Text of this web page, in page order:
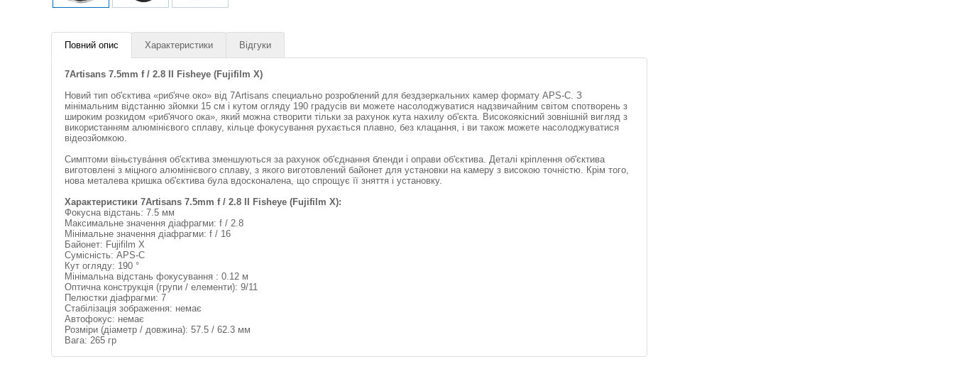
Повний опис Характеристики Відгуки
7Artisans 7.5mm f / 2.8 II Fisheye (Fujifilm X)
Новий тип об'єктива «риб'яче око» від 7Artisans cпециально розроблений для бездзеркальних камер формату APS-C. З
мінімальним відстанню зйомки 15 см і кутом огляду 190 градусів ви можете насолоджуватися надзвичайним світом спотворень з
широким розкидом «риб'ячого ока», який можна створити тільки за рахунок кута нахилу об'єкта. Високоякісний зовнішній вигляд з
використанням алюмінієвого сплаву, кільце фокусування рухається плавно, без клацання, і ви також можете насолоджуватися
відеозйомкою.
Симптоми віньєтува́ння об'єктива зменшуються за рахунок об'єднання бленди і оправи об'єктива. Деталі кріплення об'єктива
виготовлені з міцного алюмінієвого сплаву, з якого виготовлений байонет для установки на камеру з високою точністю. Крім того,
нова металева кришка об'єктива була вдосконалена, що спрощує її зняття і установку.
Характеристики 7Artisans 7.5mm f / 2.8 II Fisheye (Fujifilm X):
Фокусна відстань: 7.5 мм
Максимальне значення діафрагми: f / 2.8
Мінімальне значення діафрагми: f / 16
Байонет: Fujifilm X
Сумісність: APS-C
Кут огляду: 190 °
Мінімальна відстань фокусування : 0.12 м
Оптична конструкція (групи / елементи): 9/11
Пелюстки діафрагми: 7
Стабілізація зображення: немає
Автофокус: немає
Розміри (діаметр / довжина): 57.5 / 62.3 мм
Вага: 265 гр